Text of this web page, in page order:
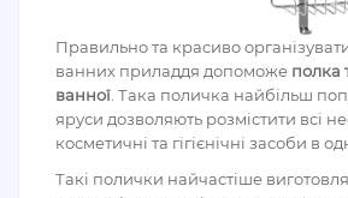
Правильно та красиво
ванних приладдя допоможе полка
ванної . Така поличка найбільш
яруси дозволяють розмістити всі
косметичні та гігієнічні засоби в
Такі полички найчастіше